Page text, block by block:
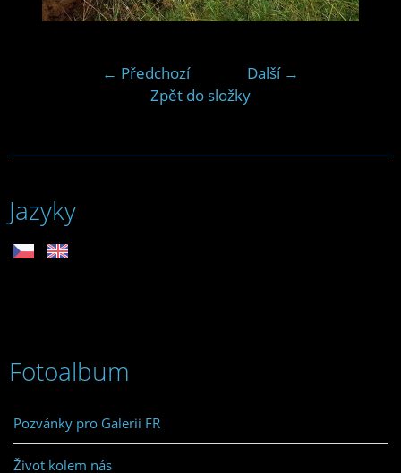
← Předchozí
Další →
Zpět do složky
Jazyky
Fotoalbum
Pozvánky pro Galerii FR
Život kolem nás